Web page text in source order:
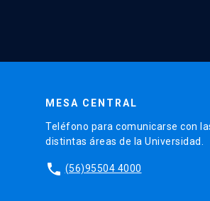
MESA CENTRAL
Teléfono para comunicarse con
distintas áreas de la Universidad.
phone (56)95504 4000